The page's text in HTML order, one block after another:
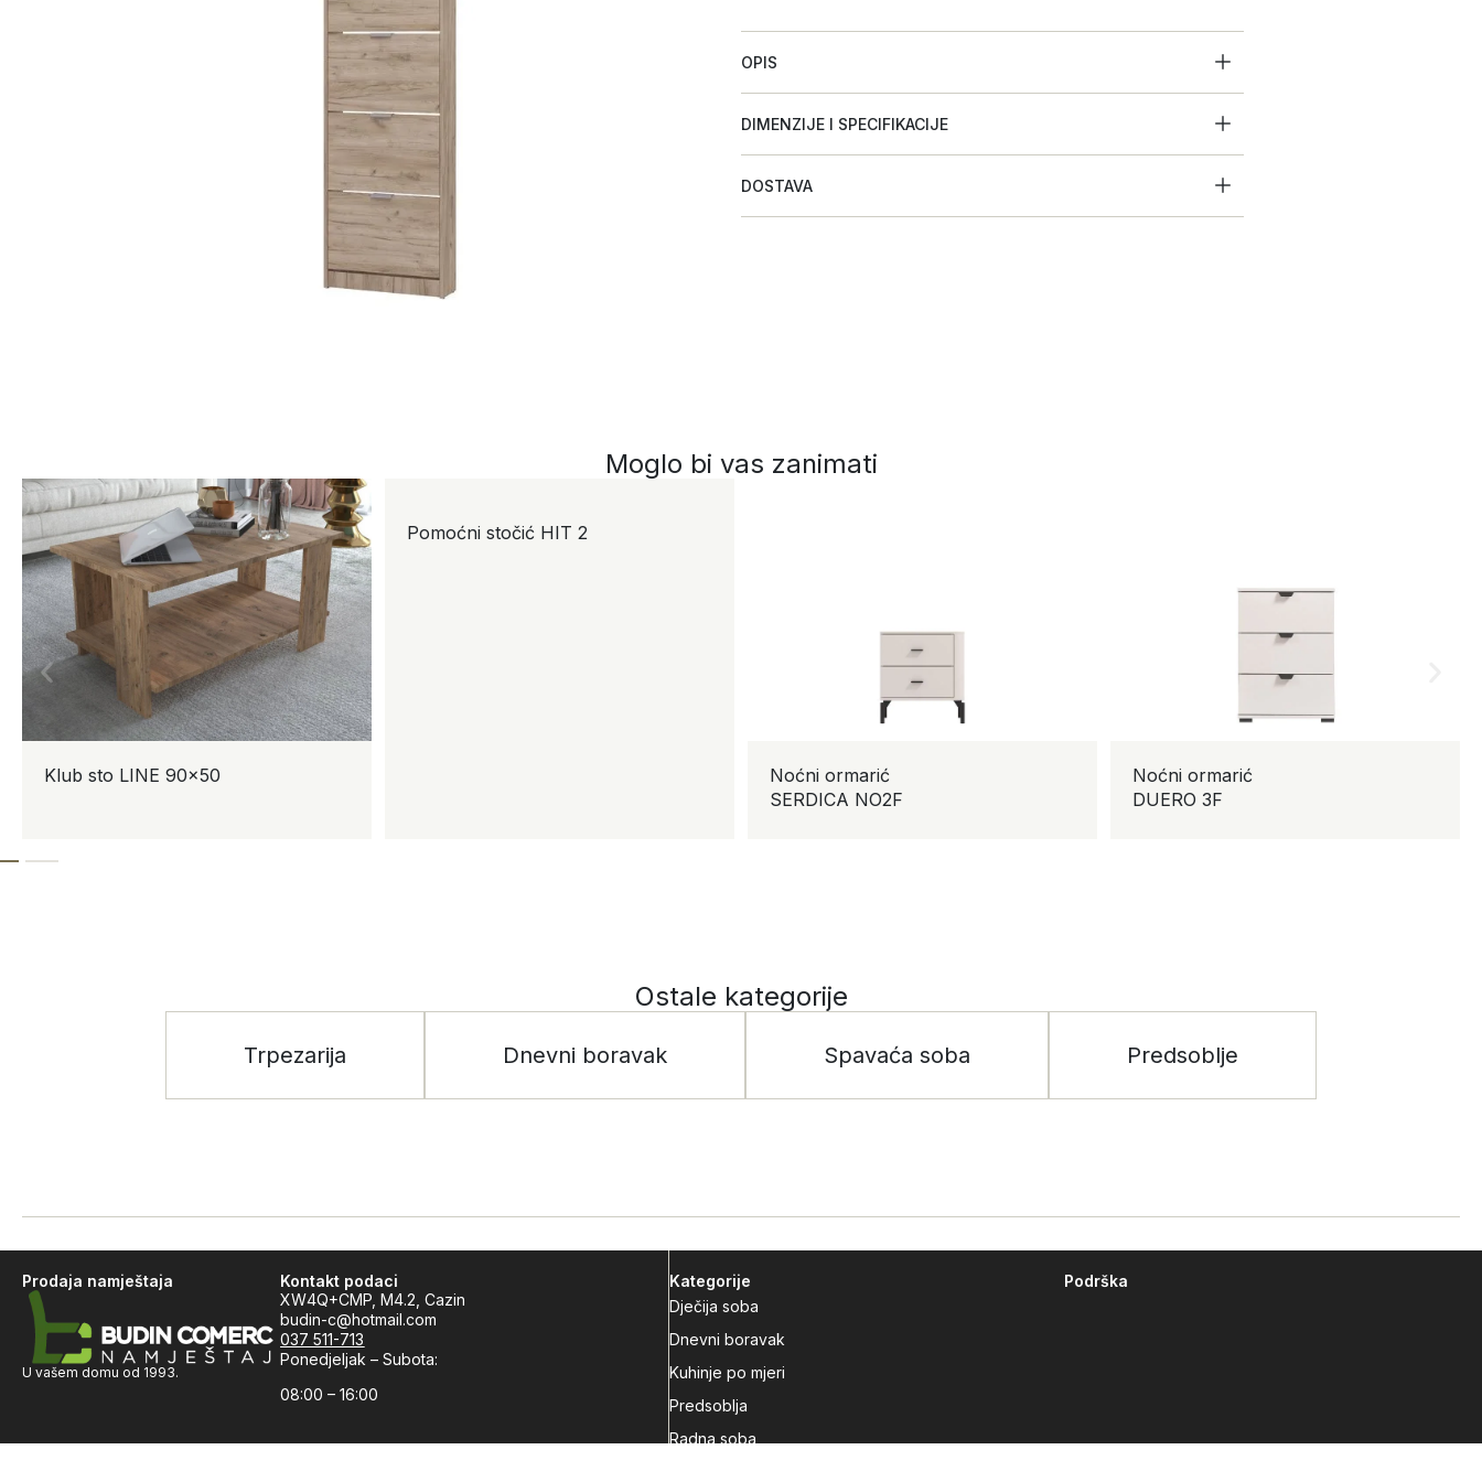
OPIS
DIMENZIJE I SPECIFIKACIJE
DOSTAVA
Moglo bi vas zanimati
Klub sto LINE 90×50
Pomoćni stočić HIT 2
Noćni ormarić
SERDICA NO2F
Noćni ormarić
DUERO 3F
Ostale kategorije
Trpezarija Dnevni boravak Spavaća soba Predsoblje
Prodaja namještaja
U vašem domu od 1993.
Kontakt podaci
XW4Q+CMP, M4.2, Cazin
budin-c@hotmail.com
037 511-713
Ponedjeljak – Subota:
08:00 – 16:00
Kategorije
Dječija soba
Dnevni boravak
Kuhinje po mjeri
Predsoblja
Radna soba
Podrška